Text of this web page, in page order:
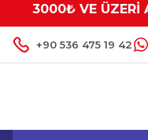
3000₺ VE ÜZERİ
+90 536 475 19 42